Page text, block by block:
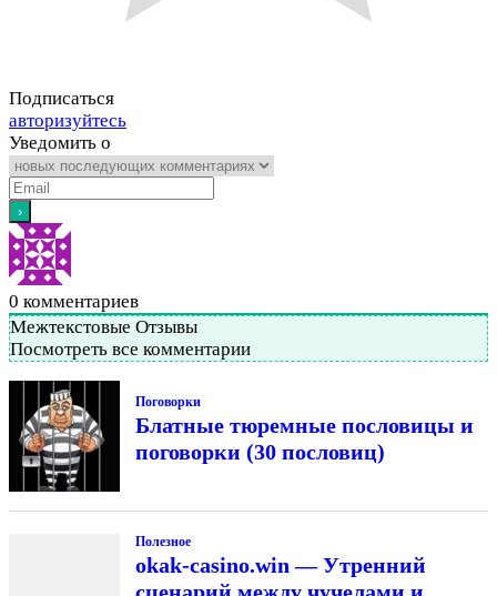
Подписаться
авторизуйтесь
Уведомить о
0 комментариев
Межтекстовые Отзывы
Посмотреть все комментарии
Поговорки
Блатные тюремные пословицы и
поговорки (30 пословиц)
Полезное
okak-casino.win — Утренний